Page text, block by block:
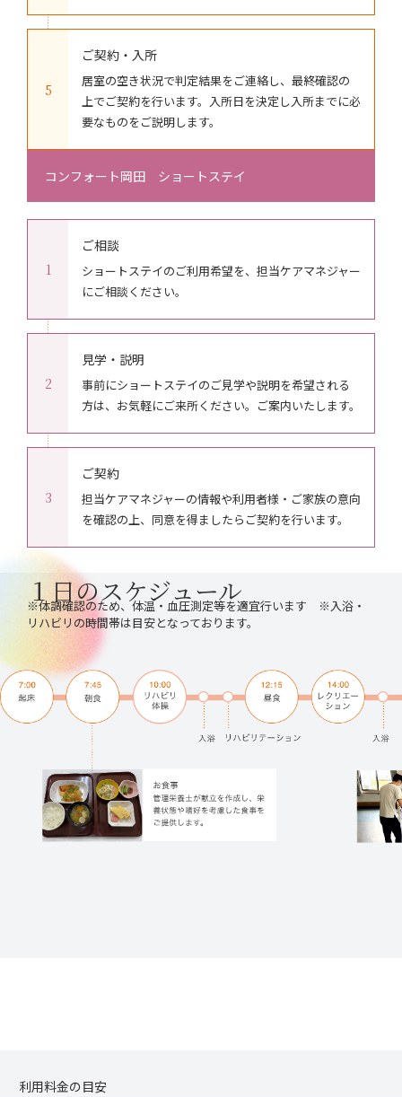
5
ご契約・入所
居室の空き状況で判定結果をご連絡し、最終確認の
上でご契約を行います。入所日を決定し入所までに必
要なものをご説明します。
コンフォート岡田 ショートステイ
1
ご相談
ショートステイのご利用希望を、担当ケアマネジャー
にご相談ください。
2
見学・説明
事前にショートステイのご見学や説明を希望される
方は、お気軽にご来所ください。ご案内いたします。
3
ご契約
担当ケアマネジャーの情報や利用者様・ご家族の意向
を確認の上、同意を得ましたらご契約を行います。
１日のスケジュール
※体調確認のため、体温・血圧測定等を適宜行います ※入浴・
リハビリの時間帯は目安となっております。
利用料金の目安